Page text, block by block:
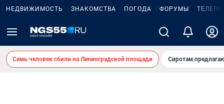
НЕДВИЖИМОСТЬ ЗНАКОМСТВА ПОГОДА ФОРУМЫ
Семь человек сбили на Ленинградской площади Сиротам